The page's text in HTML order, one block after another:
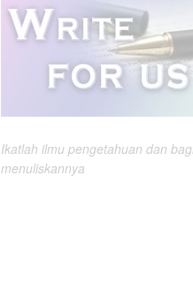
Ikatlah ilmu pengetahuan dan
menuliskannya